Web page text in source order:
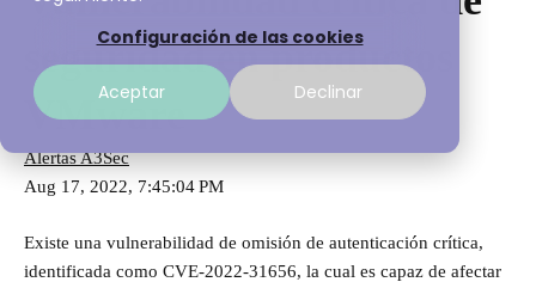
Configuración de las cookies
Aceptar Declinar
seguridad en productos
VMware
Alertas A3Sec
Aug 17, 2022, 7:45:04 PM
Existe una vulnerabilidad de omisión de autenticación crítica,
identificada como CVE-2022-31656, la cual es capaz de afectar